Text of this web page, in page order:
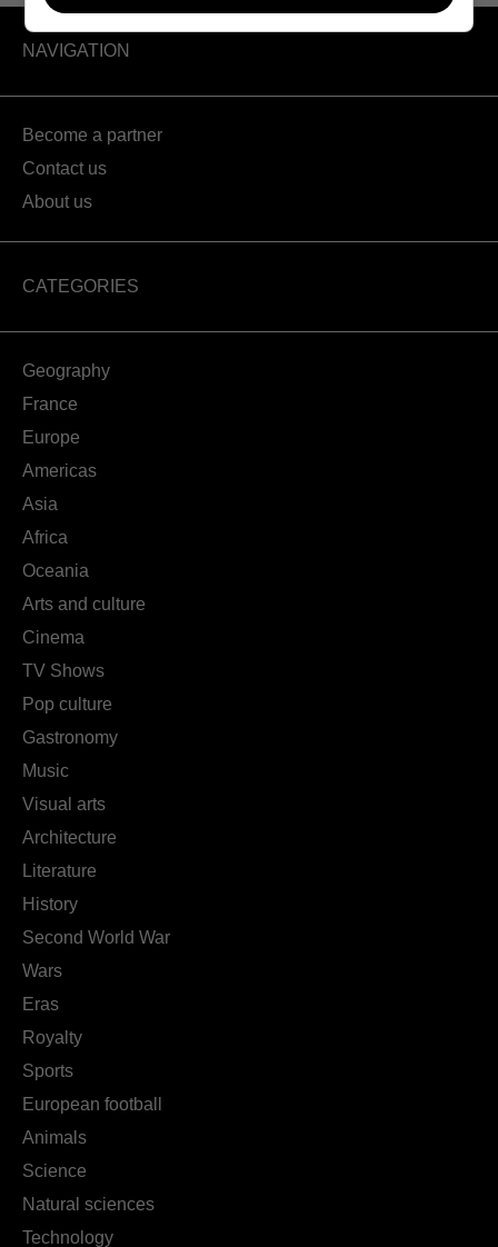
NAVIGATION
Become a partner
Contact us
About us
CATEGORIES
Geography
France
Europe
Americas
Asia
Africa
Oceania
Arts and culture
Cinema
TV Shows
Pop culture
Gastronomy
Music
Visual arts
Architecture
Literature
History
Second World War
Wars
Eras
Royalty
Sports
European football
Animals
Science
Natural sciences
Technology